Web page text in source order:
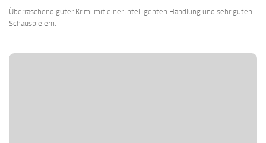
Überraschend guter Krimi mit einer intelligenten Handlung und sehr guten
Schauspielern.